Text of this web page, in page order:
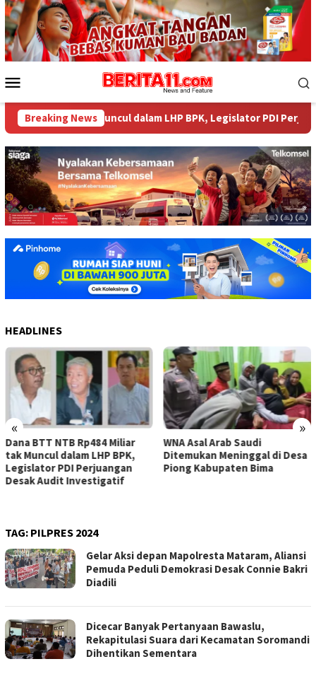
Loncat
ke
konten
Mobile
Breaking News
tak Muncul dalam LHP BPK, Legislator PDI Perjuangan
HEADLINES
« »
WNA Asal Arab Saudi
Ditemukan Meninggal di Desa
Piong Kabupaten Bima
Sejumlah Pekerja Dapur MBG
di Kabupaten Bima Dilaporkan
Positif Hepatitis, Puskesmas
TAG: PILPRES 2024
Gelar Aksi depan Mapolresta Mataram, Aliansi
Pemuda Peduli Demokrasi Desak Connie Bakri
Diadili
Dicecar Banyak Pertanyaan Bawaslu,
Rekapitulasi Suara dari Kecamatan Soromandi
Dihentikan Sementara